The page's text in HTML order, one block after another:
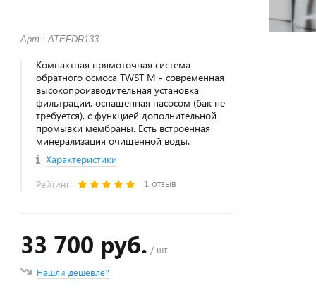
Арт.: ATEFDR133
Компактная прямоточная система
обратного осмоса TWST M - современная
высокопроизводительная установка
фильтрации, оснащенная насосом (бак не
требуется), с функцией дополнительной
промывки мембраны. Есть встроенная
минерализация очищенной воды.
Характеристики
Рейтинг: 1 отзыв
33 700 руб. / шт
Нашли дешевле?